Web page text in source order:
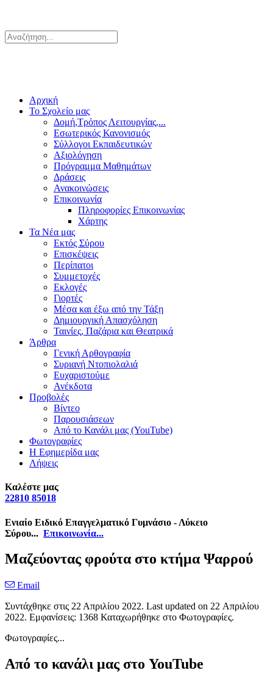
Αρχική
Το Σχολείο μας
Δομή,Τρόπος Λειτουργίας,...
Εσωτερικός Κανονισμός
Σύλλογοι Εκπαιδευτικών
Αξιολόγηση
Πρόγραμμα Μαθημάτων
Δράσεις
Ανακοινώσεις
Επικοινωνία
Πληροφορίες Επικοινωνίας
Χάρτης
Τα Νέα μας
Εκτός Σύρου
Επισκέψεις
Περίπατοι
Συμμετοχές
Εκλογές
Γιορτές
Μέσα και έξω από την Τάξη
Δημιουργική Απασχόληση
Ταινίες, Παζάρια και Θεατρικά
Άρθρα
Γενική Αρθογραφία
Συριανή Ντοπιολαλιά
Ευχαριστούμε
Ανέκδοτα
Προβολές
Βίντεο
Παρουσιάσεων
Από το Κανάλι μας (YouTube)
Φωτογραφίες
Η Εφημερίδα μας
Λήψεις
Καλέστε μας
22810 85018
Ενιαίο Ειδικό Επαγγελματικό Γυμνάσιο - Λύκειο
Σύρου... Επικοινωνία...
Μαζεύοντας φρούτα στο κτήμα Ψαρρού
Email
Συντάχθηκε στις 22 Απριλίου 2022. Last updated on 22 Απριλίου
2022. Εμφανίσεις: 1368 Καταχωρήθηκε στο Φωτογραφίες.
Φωτογραφίες...
Από το κανάλι μας στο YouTube